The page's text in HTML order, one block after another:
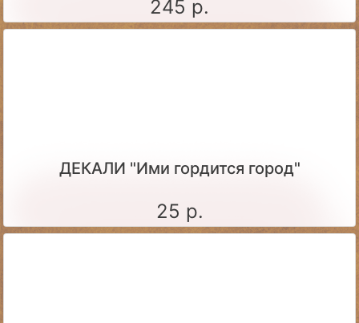
245 р.
ДЕКАЛИ "Ими гордится город"
25 р.